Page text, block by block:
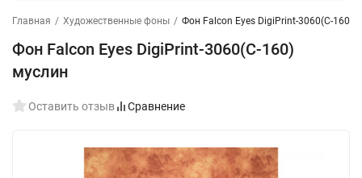
Главная / Художественные фоны / Фон Falcon Eyes DigiPrint-3060(C-160)
Фон Falcon Eyes DigiPrint-3060(C-160)
муслин
Оставить отзыв Сравнение